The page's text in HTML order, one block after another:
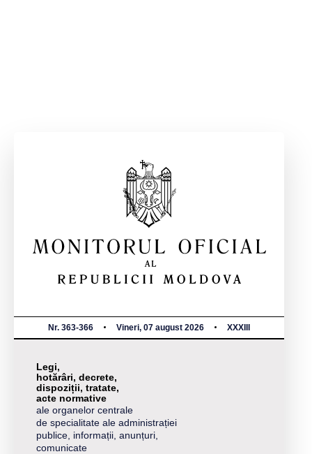
Nr. 363-366 Vineri, 07 august 2026 XXXIII
Legi,
hotărâri, decrete,
dispoziții, tratate,
acte normative
ale organelor centrale
de specialitate ale administrației
publice, informații, anunțuri,
comunicate